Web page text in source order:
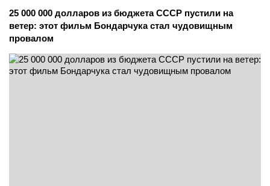
25 000 000 долларов из бюджета СССР пустили на
ветер: этот фильм Бондарчука стал чудовищным
провалом